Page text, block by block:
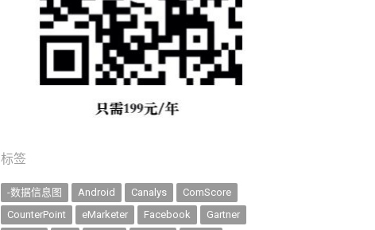
标签
-数据信息图 Android Canalys
ComScore
CounterPoint
eMarketer Facebook
Gartner